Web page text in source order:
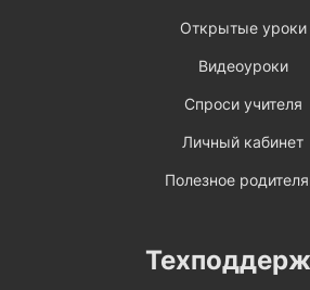
Открытые уроки
Видеоуроки
Спроси учителя
Личный кабинет
Полезное